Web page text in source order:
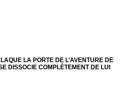
LA PORTE DE L’AVENTURE DE
DISSOCIE COMPLÈTEMENT DE LUI